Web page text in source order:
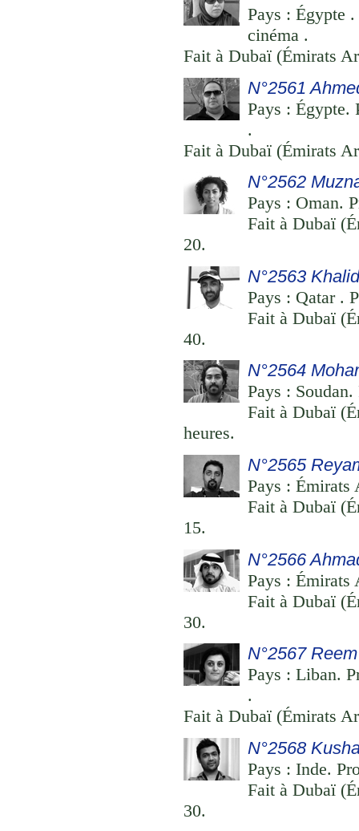
Pays : Égypte
cinéma .
Fait à Dubaï (Émirats
N°2561
Pays : Égypte.
.
Fait à Dubaï (Émirats
N°2562
Pays : Oman.
Fait à Dubaï
20.
N°2563
Pays : Qatar .
Fait à Dubaï
40.
N°2564
Pays :
Fait à Dubaï
heures.
N°2565
Pays : Émirats
Fait à Dubaï
15.
N°2566
Pays : Émirats
Fait à Dubaï
30.
N°2567
Pays : Liban.
.
Fait à Dubaï (Émirats
N°2568
Pays : Inde.
Fait à Dubaï
30.